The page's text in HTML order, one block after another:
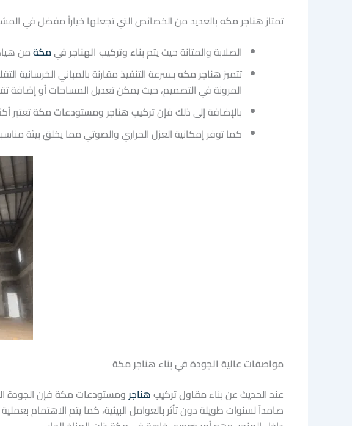
تمتاز هناجر مكهبالعديد من الخصائص التي تجعلها خياراً مفضل في
الصلابة والمتانة حيث يتمبناء وتركيب الهناجر فيمكةمن
تتميزهناجر مكهبـسرعة التنفيذ مقارنة بالمباني الخرسانية
المرونة في التصميم، حيث يمكن تعديل المساحات أو إضافة
بالإضافة إلى ذلك فإنتركيب هناجر ومستودعات مكةتعتبر
كما توفر إمكانية العزل الحراري والصوتي مما يخلق بيئة مناسبة
مواصفات عالية الجودة في بناء هناجر مكة
عند الحديث عن بناءمقاول تركيبهناجر ومستودعات مكةفإن الجودة
صامداً لسنوات طويلة دون تأثر بالعوامل البيئية، كما يتم الاهتمام